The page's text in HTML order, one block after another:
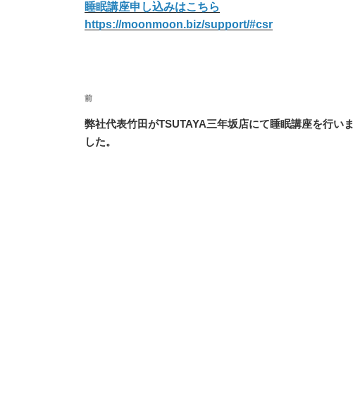
睡眠講座申し込みはこちら
https://moonmoon.biz/support/#csr
稿
ナ
ビ
前
投
稿
前
弊社代表竹田がTSUTAYA三年坂店にて睡眠講座を行いま
した。